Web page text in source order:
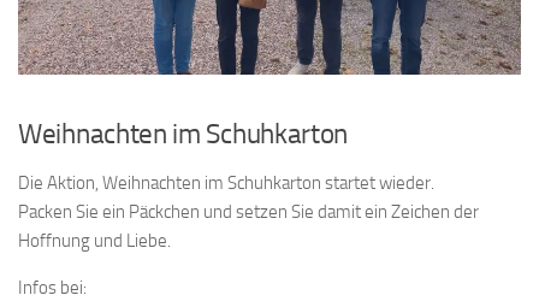
Weihnachten im Schuhkarton
Die Aktion, Weihnachten im Schuhkarton startet wieder.
Packen Sie ein Päckchen und setzen Sie damit ein Zeichen der
Hoffnung und Liebe.
Infos bei: